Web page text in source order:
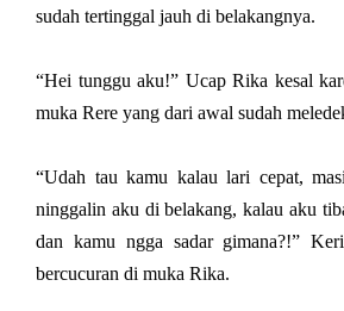
sudah tertinggal jauh di belakangnya.
“Hei tunggu aku!” Ucap Rika kesal
muka Rere yang dari awal sudah
“Udah tau kamu kalau lari cepat,
ninggalin aku di belakang, kalau aku
dan kamu ngga sadar gimana?!”
bercucuran di muka Rika.